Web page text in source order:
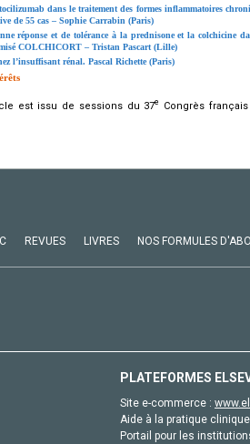
dans le traitement des formes inflammatoires
de 55 cas – Sophie Carrabin (Paris)
réponse et de tolérance à la prednisone et la colchicine
COLCHICORT – Tristan Pascart (Lille)
l’insuffisant rénal. Pascal Richette (Paris)
est issu de sessions du 37e
Congrès
REVUES LIVRES NOS FORMULES
PLATEFORMES
Site e-commerce :
Aide à la pratique
Portail pour les